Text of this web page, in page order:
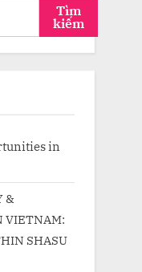
Tìm
kiếm
in
&
VIETNAM:
SHASU